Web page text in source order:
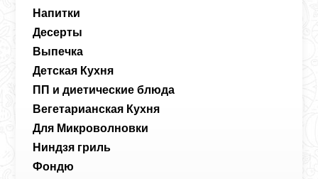
Напитки
Десерты
Выпечка
Детская Кухня
ПП и диетические блюда
Вегетарианская Кухня
Для Микроволновки
Ниндзя гриль
Фондю